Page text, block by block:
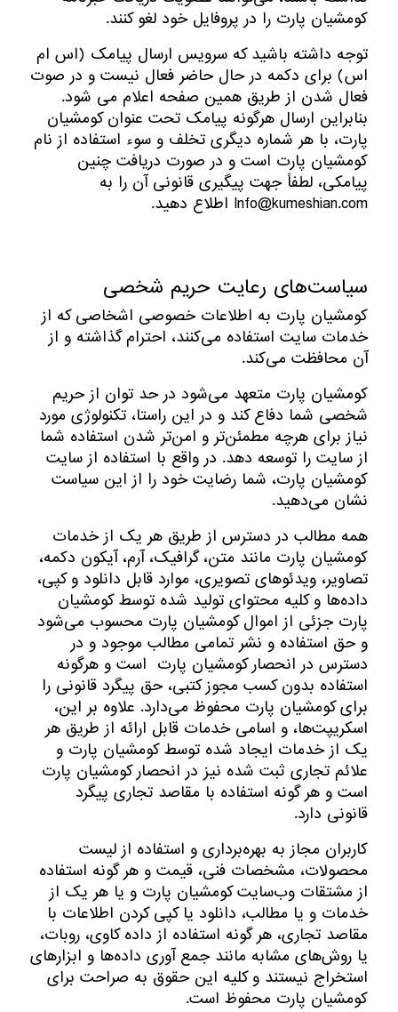
کومشیان پارت را در پروفایل خود لغو کنند.
توجه داشته باشید که سرویس ارسال پیامک (اس ام
اس) برای دکمه در حال حاضر فعال نیست و در صوت
فعال شدن از طریق همین صفحه اعلام می شود.
بنابراین ارسال هرگونه پیامک تحت عنوان کومشیان
پارت، با هر شماره دیگری تخلف و سوء استفاده از نام
کومشیان پارت است و در صورت دریافت چنین
پیامکی، لطفاً جهت پیگیری قانونی آن را به
Info@kumeshian.com اطلاع دهید.
سیاست‏‌های رعایت حریم شخصی
کومشیان پارت به اطلاعات خصوصی اشخاصى که از
خدمات سایت استفاده می‏‌کنند، احترام گذاشته و از
آن محافظت می‏‌کند.
کومشیان پارت متعهد می‏‌شود در حد توان از حریم
شخصی شما دفاع کند و در این راستا، تکنولوژی مورد
نیاز برای هرچه مطمئن‏‌تر و امن‏‌تر شدن استفاده شما
از سایت را توسعه دهد. در واقع با استفاده از سایت
کومشیان پارت، شما رضایت خود را از این سیاست
نشان می‏‌دهید.
همه مطالب در دسترس از طریق هر یک از خدمات
کومشیان پارت مانند متن، گرافیک، آرم، آیکون دکمه،
تصاویر، ویدئوهای تصویری، موارد قابل دانلود و کپی،
داده‌ها و کلیه محتوای تولید شده توسط کومشیان
پارت جزئی از اموال کومشیان پارت محسوب می‏‌شود
و حق استفاده و نشر تمامی مطالب موجود و در
دسترس در انحصار کومشیان پارت است و هرگونه
استفاده بدون کسب مجوز کتبی، حق پیگرد قانونی را
برای کومشیان پارت محفوظ می‏‌دارد. علاوه بر این،
اسکریپت‌ها، و اسامی خدمات قابل ارائه از طریق هر
یک از خدمات ایجاد شده توسط کومشیان پارت و
علائم تجاری ثبت شده نیز در انحصار کومشیان پارت
است و هر گونه استفاده با مقاصد تجاری پیگرد
قانونی دارد.
کاربران مجاز به بهره‌‏برداری و استفاده از لیست
محصولات، مشخصات فنی، قیمت و هر گونه استفاده
از مشتقات وب‏‌سایت کومشیان پارت و یا هر یک از
خدمات و یا مطالب، دانلود یا کپی کردن اطلاعات با
مقاصد تجاری، هر گونه استفاده از داده کاوی، روبات،
یا روش‌‏های مشابه مانند جمع آوری داده‌‏ها و ابزارهای
استخراج نیستند و کلیه این حقوق به صراحت برای
کومشیان پارت محفوظ است.